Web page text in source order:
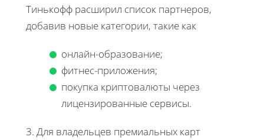
Тинькофф расширил список партнеров,
добавив новые категории, такие как
онлайн-образование;
фитнес-приложения;
покупка криптовалюты через
лицензированные сервисы.
3. Для владельцев премиальных карт